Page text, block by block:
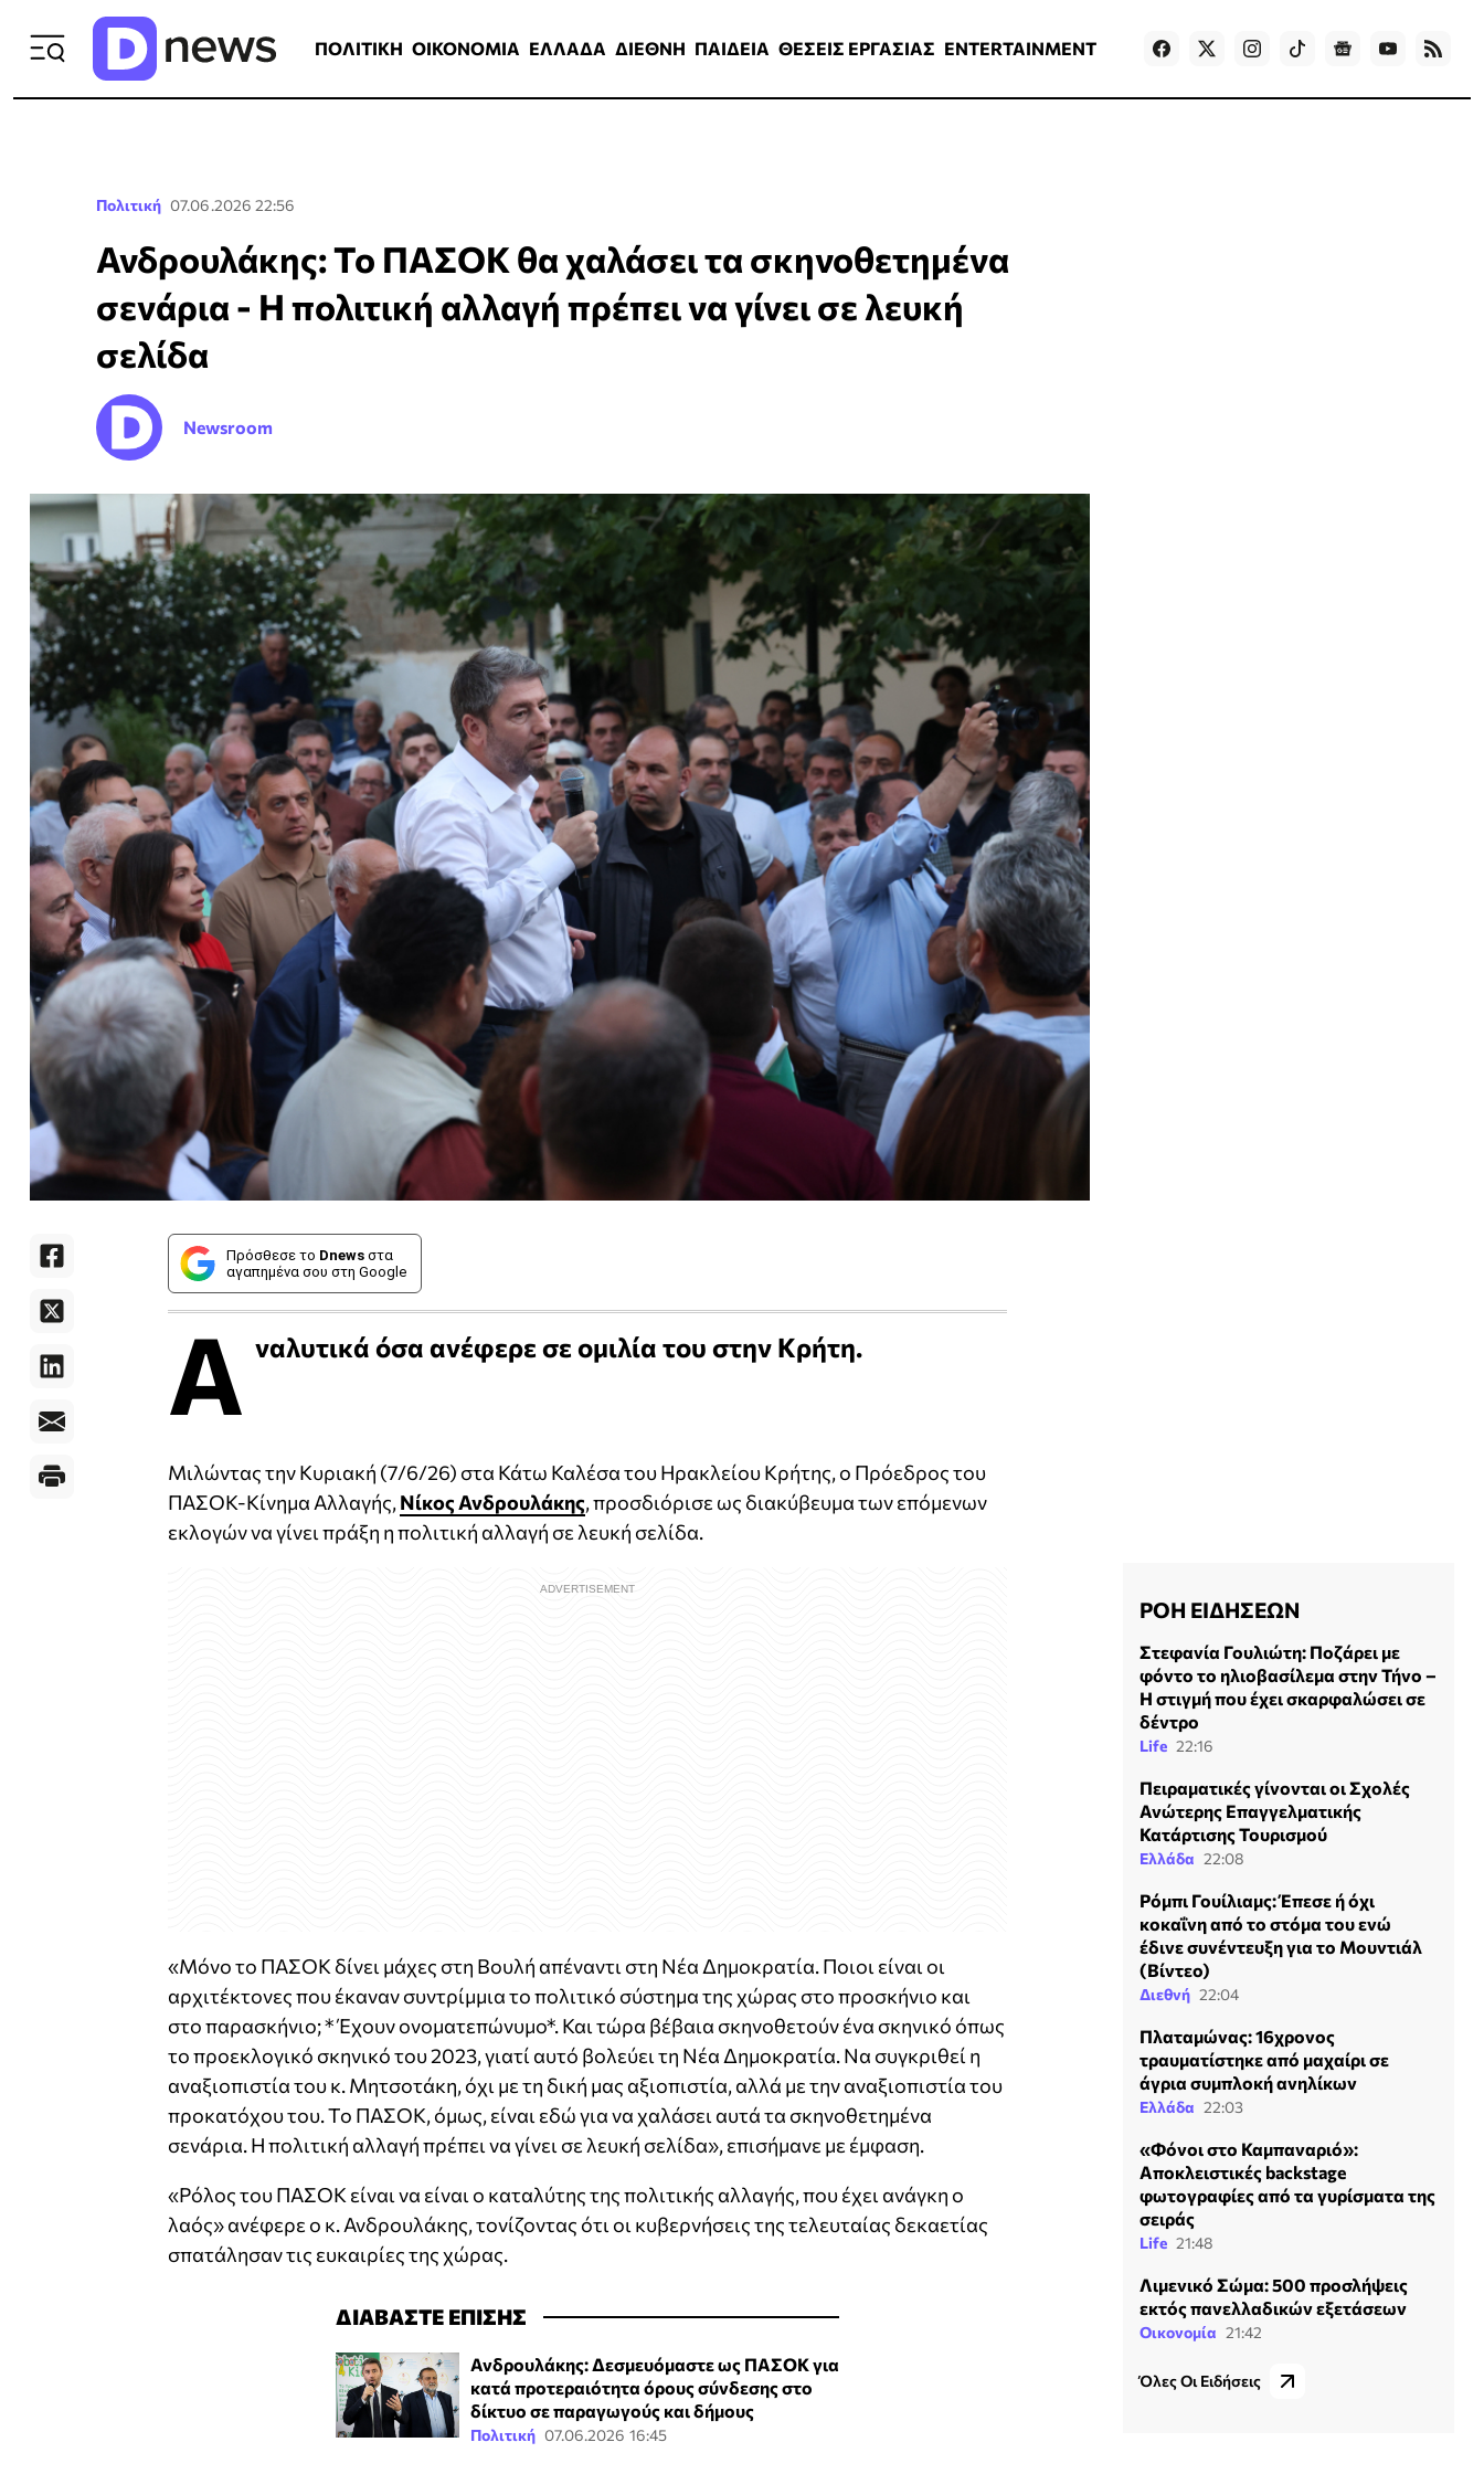
ΠΟΛΙΤΙΚΗ ΟΙΚΟΝΟΜΙΑ ΕΛΛΑΔΑ ΔΙΕΘΝΗ ΠΑΙΔΕΙΑ ΘΕΣΕΙΣ ΕΡΓΑΣΙΑΣ ENTERTAINMENT Games
Πολιτική 07.06.2026 22:56
Ανδρουλάκης: Το ΠΑΣΟΚ θα χαλάσει τα σκηνοθετημένα
σενάρια - Η πολιτική αλλαγή πρέπει να γίνει σε λευκή
σελίδα
Newsroom
Πρόσθεσε το Dnews στα
αγαπημένα σου στη Google
Α ναλυτικά όσα ανέφερε σε ομιλία του στην Κρήτη.
Μιλώντας την Κυριακή (7/6/26) στα Κάτω Καλέσα του Ηρακλείου Κρήτης, ο Πρόεδρος του
ΠΑΣΟΚ-Κίνημα Αλλαγής, Νίκος Ανδρουλάκης, προσδιόρισε ως διακύβευμα των επόμενων
εκλογών να γίνει πράξη η πολιτική αλλαγή σε λευκή σελίδα.
«Μόνο το ΠΑΣΟΚ δίνει μάχες στη Βουλή απέναντι στη Νέα Δημοκρατία. Ποιοι είναι οι
αρχιτέκτονες που έκαναν συντρίμμια το πολιτικό σύστημα της χώρας στο προσκήνιο και
στο παρασκήνιο; * Έχουν ονοματεπώνυμο*. Και τώρα βέβαια σκηνοθετούν ένα σκηνικό όπως
το προεκλογικό σκηνικό του 2023, γιατί αυτό βολεύει τη Νέα Δημοκρατία. Να συγκριθεί η
αναξιοπιστία του κ. Μητσοτάκη, όχι με τη δική μας αξιοπιστία, αλλά με την αναξιοπιστία του
προκατόχου του. Το ΠΑΣΟΚ, όμως, είναι εδώ για να χαλάσει αυτά τα σκηνοθετημένα
σενάρια. Η πολιτική αλλαγή πρέπει να γίνει σε λευκή σελίδα», επισήμανε με έμφαση.
«Ρόλος του ΠΑΣΟΚ είναι να είναι ο καταλύτης της πολιτικής αλλαγής, που έχει ανάγκη ο
λαός» ανέφερε ο κ. Ανδρουλάκης, τονίζοντας ότι οι κυβερνήσεις της τελευταίας δεκαετίας
σπατάλησαν τις ευκαιρίες της χώρας.
ΔΙΑΒΑΣΤΕ ΕΠΙΣΗΣ
Ανδρουλάκης: Δεσμευόμαστε ως ΠΑΣΟΚ για
κατά προτεραιότητα όρους σύνδεσης στο
δίκτυο σε παραγωγούς και δήμους
Πολιτική 07.06.2026 16:45
ΡΟΗ ΕΙΔΗΣΕΩΝ
Στεφανία Γουλιώτη: Ποζάρει με
φόντο το ηλιοβασίλεμα στην Τήνο –
Η στιγμή που έχει σκαρφαλώσει σε
δέντρο
Life 22:16
Πειραματικές γίνονται οι Σχολές
Ανώτερης Επαγγελματικής
Κατάρτισης Τουρισμού
Ελλάδα 22:08
Ρόμπι Γουίλιαμς: Έπεσε ή όχι
κοκαΐνη από το στόμα του ενώ
έδινε συνέντευξη για το Μουντιάλ
(Βίντεο)
Διεθνή 22:04
Πλαταμώνας: 16χρονος
τραυματίστηκε από μαχαίρι σε
άγρια συμπλοκή ανηλίκων
Ελλάδα 22:03
«Φόνοι στο Καμπαναριό»:
Αποκλειστικές backstage
φωτογραφίες από τα γυρίσματα της
σειράς
Life 21:48
Λιμενικό Σώμα: 500 προσλήψεις
εκτός πανελλαδικών εξετάσεων
Οικονομία 21:42
Όλες Οι Ειδήσεις